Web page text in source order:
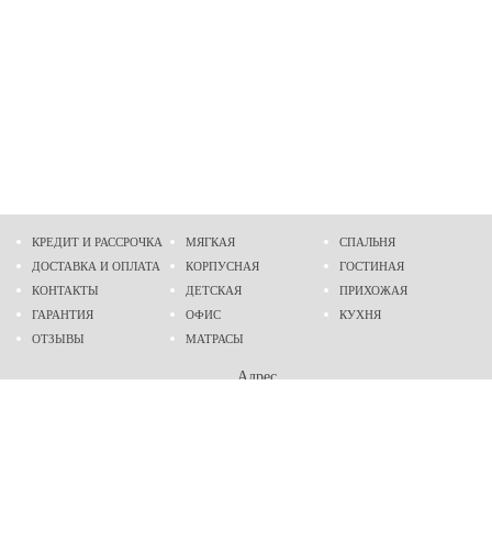
КРЕДИТ И РАССРОЧКА
ДОСТАВКА И ОПЛАТА
КОНТАКТЫ
ГАРАНТИЯ
ОТЗЫВЫ
МЯГКАЯ
КОРПУСНАЯ
ДЕТСКАЯ
ОФИС
МАТРАСЫ
СПАЛЬНЯ
ГОСТИНАЯ
ПРИХОЖАЯ
КУХНЯ
Адрес